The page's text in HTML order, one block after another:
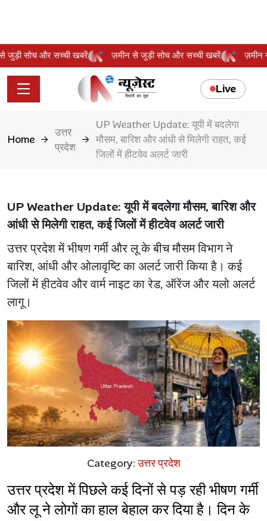
से जुड़ी सोच और सच्ची खबरें ज़मीन से जुड़ी सोच और सच्ची खबरें
Live
Home
उत्तर
प्रदेश
UP Weather Update: यूपी में बदलेगा
मौसम, बारिश और आंधी से मिलेगी राहत, कई
जिलों में हीटवेव अलर्ट जारी
UP Weather Update: यूपी में बदलेगा मौसम, बारिश और
आंधी से मिलेगी राहत, कई जिलों में हीटवेव अलर्ट जारी
उत्तर प्रदेश में भीषण गर्मी और लू के बीच मौसम विभाग ने
बारिश, आंधी और ओलावृष्टि का अलर्ट जारी किया है। कई
जिलों में हीटवेव और वार्म नाइट का रेड, ऑरेंज और यलो अलर्ट
लागू।
Category:उत्तर प्रदेश
उत्तर प्रदेश में पिछले कई दिनों से पड़ रही भीषण गर्मी
और लू ने लोगों का हाल बेहाल कर दिया है। दिन के